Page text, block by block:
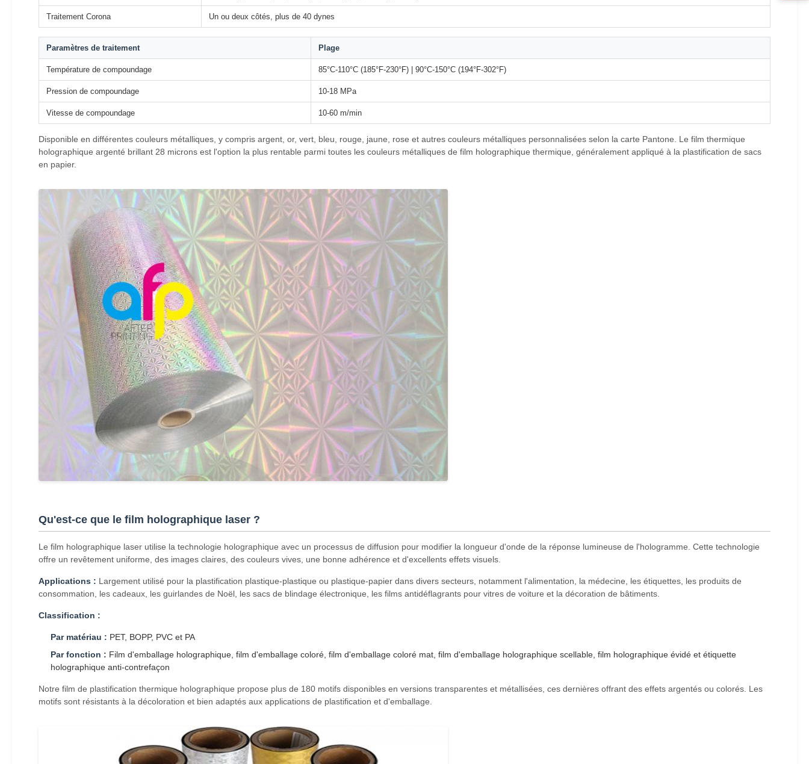
Traitement Corona Un ou deux côtés, plus de 40 dynes
Paramètres de traitement Plage
Température de compoundage 85°C-110°C (185°F-230°F) | 90°C-150°C (194°F-302°F)
Pression de compoundage 10-18 MPa
Vitesse de compoundage 10-60 m/min
Disponible en différentes couleurs métalliques, y compris argent, or, vert, bleu, rouge, jaune, rose et autres couleurs métalliques personnalisées selon la carte Pantone. Le film thermique
holographique argenté brillant 28 microns est l'option la plus rentable parmi toutes les couleurs métalliques de film holographique thermique, généralement appliqué à la plastification de sacs
en papier.
Qu'est-ce que le film holographique laser ?
Le film holographique laser utilise la technologie holographique avec un processus de diffusion pour modifier la longueur d'onde de la réponse lumineuse de l'hologramme. Cette technologie
offre un revêtement uniforme, des images claires, des couleurs vives, une bonne adhérence et d'excellents effets visuels.
Applications : Largement utilisé pour la plastification plastique-plastique ou plastique-papier dans divers secteurs, notamment l'alimentation, la médecine, les étiquettes, les produits de
consommation, les cadeaux, les guirlandes de Noël, les sacs de blindage électronique, les films antidéflagrants pour vitres de voiture et la décoration de bâtiments.
Classification :
Par matériau : PET, BOPP, PVC et PA
Par fonction : Film d'emballage holographique, film d'emballage coloré, film d'emballage coloré mat, film d'emballage holographique scellable, film holographique évidé et étiquette
holographique anti-contrefaçon
Notre film de plastification thermique holographique propose plus de 180 motifs disponibles en versions transparentes et métallisées, ces dernières offrant des effets argentés ou colorés. Les
motifs sont résistants à la décoloration et bien adaptés aux applications de plastification et d'emballage.